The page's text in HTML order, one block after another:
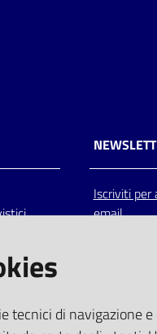
fax
Iscriviti per
email
tecnici di navigazione